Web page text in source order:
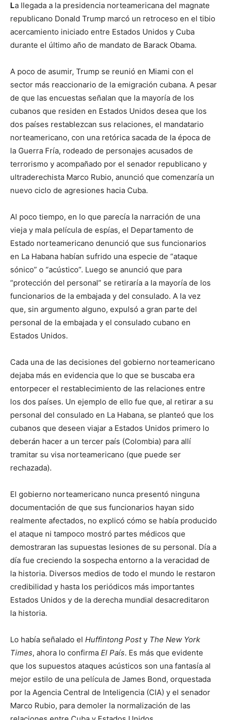
La llegada a la presidencia norteamericana del magnate
republicano Donald Trump marcó un retroceso en el tibio
acercamiento iniciado entre Estados Unidos y Cuba
durante el último año de mandato de Barack Obama.
A poco de asumir, Trump se reunió en Miami con el
sector más reaccionario de la emigración cubana. A pesar
de que las encuestas señalan que la mayoría de los
cubanos que residen en Estados Unidos desea que los
dos países restablezcan sus relaciones, el mandatario
norteamericano, con una retórica sacada de la época de
la Guerra Fría, rodeado de personajes acusados de
terrorismo y acompañado por el senador republicano y
ultraderechista Marco Rubio, anunció que comenzaría un
nuevo ciclo de agresiones hacia Cuba.
Al poco tiempo, en lo que parecía la narración de una
vieja y mala película de espías, el Departamento de
Estado norteamericano denunció que sus funcionarios
en La Habana habían sufrido una especie de “ataque
sónico” o “acústico”. Luego se anunció que para
“protección del personal” se retiraría a la mayoría de los
funcionarios de la embajada y del consulado. A la vez
que, sin argumento alguno, expulsó a gran parte del
personal de la embajada y el consulado cubano en
Estados Unidos.
Cada una de las decisiones del gobierno norteamericano
dejaba más en evidencia que lo que se buscaba era
entorpecer el restablecimiento de las relaciones entre
los dos países. Un ejemplo de ello fue que, al retirar a su
personal del consulado en La Habana, se planteó que los
cubanos que deseen viajar a Estados Unidos primero lo
deberán hacer a un tercer país (Colombia) para allí
tramitar su visa norteamericano (que puede ser
rechazada).
El gobierno norteamericano nunca presentó ninguna
documentación de que sus funcionarios hayan sido
realmente afectados, no explicó cómo se había producido
el ataque ni tampoco mostró partes médicos que
demostraran las supuestas lesiones de su personal. Día a
día fue creciendo la sospecha entorno a la veracidad de
la historia. Diversos medios de todo el mundo le restaron
credibilidad y hasta los periódicos más importantes
Estados Unidos y de la derecha mundial desacreditaron
la historia.
Lo había señalado el Huffintong Posty The New York
Times, ahora lo confirma El País. Es más que evidente
que los supuestos ataques acústicos son una fantasía al
mejor estilo de una película de James Bond, orquestada
por la Agencia Central de Inteligencia (CIA) y el senador
Marco Rubio, para demoler la normalización de las